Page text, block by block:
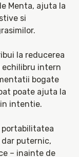
Menta, ajuta la
si
la reducerea
echilibru intern
bogate
poate ajuta la
intentie.
portabilitatea
puternic,
– inainte de